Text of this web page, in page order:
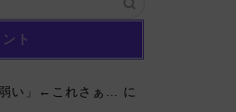
ト
い」←これさぁ…
に